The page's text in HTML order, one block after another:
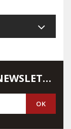
INSCRIVEZ-VOUS À NOTRE NEWSLETTER